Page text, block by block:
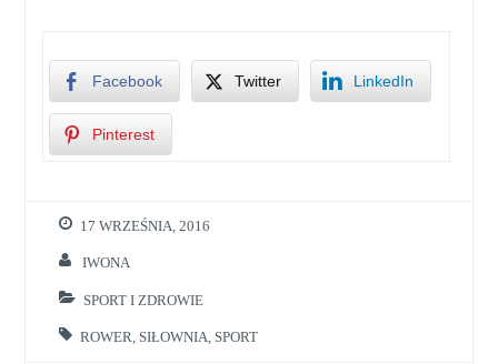
Facebook Twitter LinkedIn
Pinterest
17 WRZEŚNIA, 2016
IWONA
SPORT I ZDROWIE
ROWER SIŁOWNIA SPORT